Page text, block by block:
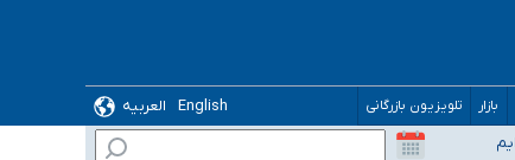
بازار تلویزیون بازرگانی English
العربیه